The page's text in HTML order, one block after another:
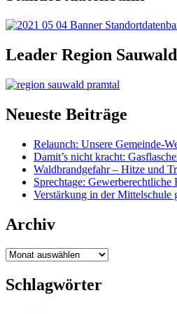
Leader Region
Neueste Beiträge
Relaunch: Unsere Gemeinde-
Damit’s nicht kracht:
Waldbrandgefahr – Hitze und
Sprechtage:
Verstärkung in der Mittelschule
Archiv
Archiv
Schlagwörter